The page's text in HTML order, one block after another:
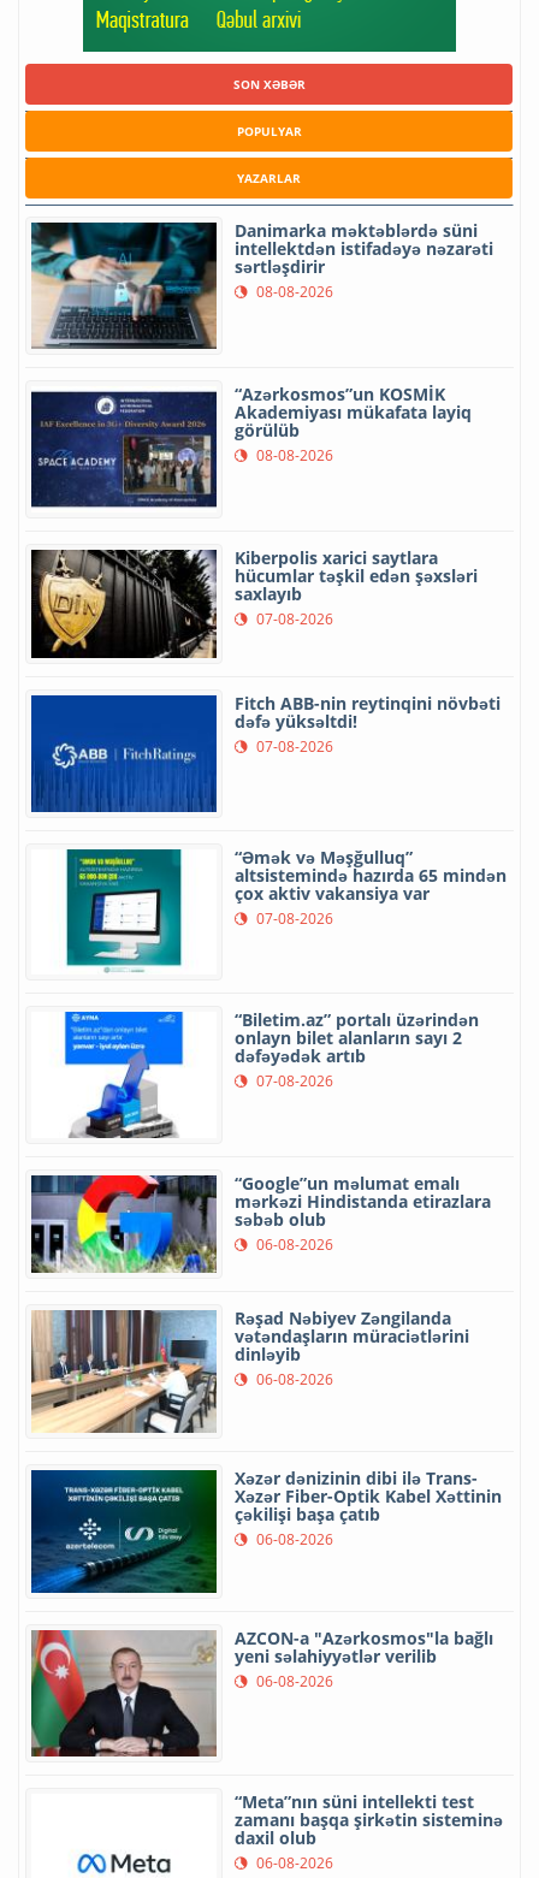
SON XƏBƏR
POPULYAR
YAZARLAR
Danimarka məktəblərdə süni
intellektdən istifadəyə nəzarəti
sərtləşdirir
08-08-2026
“Azərkosmos”un KOSMİK
Akademiyası mükafata layiq
görülüb
08-08-2026
Kiberpolis xarici saytlara
hücumlar təşkil edən şəxsləri
saxlayıb
07-08-2026
Fitch ABB-nin reytinqini növbəti
dəfə yüksəltdi!
07-08-2026
“Əmək və Məşğulluq”
altsistemində hazırda 65 mindən
çox aktiv vakansiya var
07-08-2026
“Biletim.az” portalı üzərindən
onlayn bilet alanların sayı 2
dəfəyədək artıb
07-08-2026
“Google”un məlumat emalı
mərkəzi Hindistanda etirazlara
səbəb olub
06-08-2026
Rəşad Nəbiyev Zəngilanda
vətəndaşların müraciətlərini
dinləyib
06-08-2026
Xəzər dənizinin dibi ilə Trans-
Xəzər Fiber-Optik Kabel Xəttinin
çəkilişi başa çatıb
06-08-2026
AZCON-a "Azərkosmos"la bağlı
yeni səlahiyyətlər verilib
06-08-2026
“Meta”nın süni intellekti test
zamanı başqa şirkətin sisteminə
daxil olub
06-08-2026